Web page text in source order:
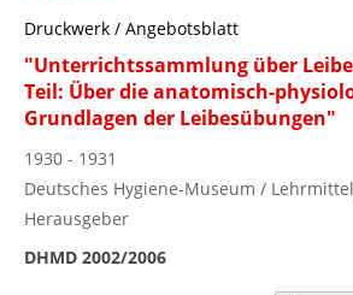
Druckwerk / Angebotsblatt
"Unterrichtssammlung über
Teil: Über die anatomisch-
Grundlagen der Leibesübungen"
1930 - 1931
Deutsches Hygiene-Museum /
Herausgeber
DHMD 2002/2006